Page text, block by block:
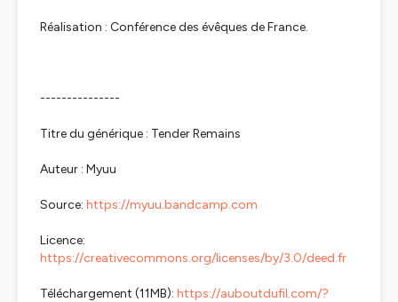
Réalisation : Conférence des évêques de France.
---------------
Titre du générique : Tender Remains
Auteur : Myuu
Source: https://myuu.bandcamp.com
Licence:
https://creativecommons.org/licenses/by/3.0/deed.fr
Téléchargement (11MB): https://auboutdufil.com/?